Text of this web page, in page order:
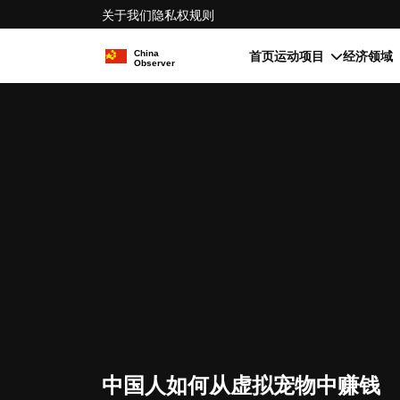
关于我们隐私权规则
首页运动项目 经济领域
中国人如何从虚拟宠物中赚钱